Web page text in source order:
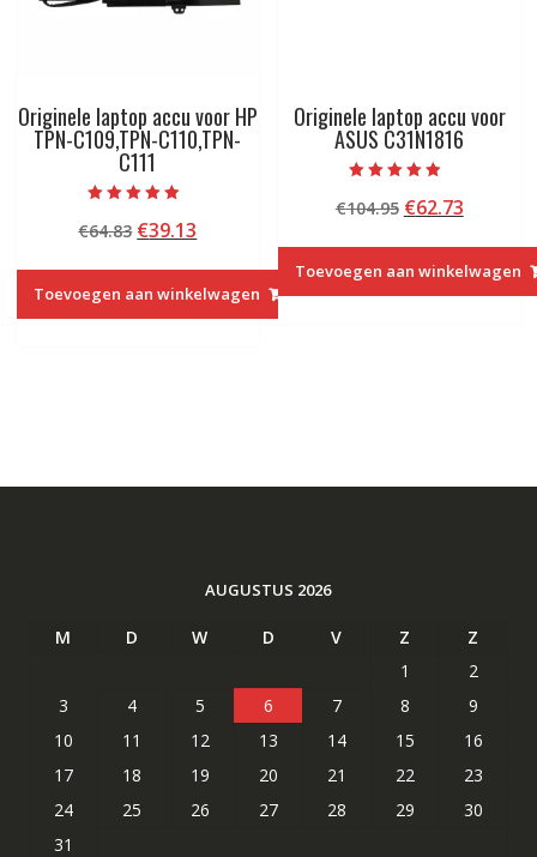
Originele laptop accu voor HP
TPN-C109,TPN-C110,TPN-
C111
5.00
van 5
€64.83 Oorspronkelijke
was:
€64.83.
€39.13
is:
€39.13.
Toevoegen aan winkelwagen
Originele laptop accu voor
ASUS C31N1816
met
4.50
€104.95
was:
€104.95.
€62.73Huidige
is:
€62.73.
Toevoegen aan winkelwagen
AUGUSTUS 2026
M D W D V Z
Z
1
2
3
4 5 6 7 8
9
10
11 12 13 14 15
16
17
18 19 20 21 22
23
24
25 26 27 28 29
30
31